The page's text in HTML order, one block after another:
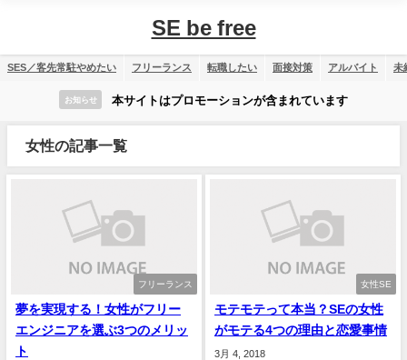
SE be free
SES／客先常駐やめたい フリーランス 転職したい 面接対策 アルバイト 未
お知らせ 本サイトはプロモーションが含まれています
女性の記事一覧
フリーランス
夢を実現する！女性がフリー
エンジニアを選ぶ3つのメリッ
ト
女性SE
モテモテって本当？SEの女性
がモテる4つの理由と恋愛事情
3月 4, 2018